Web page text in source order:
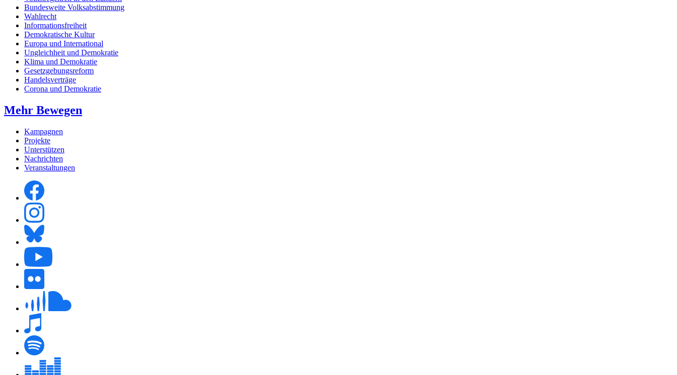
Bundesweite Volksabstimmung
Wahlrecht
Informationsfreiheit
Demokratische Kultur
Europa und International
Ungleichheit und Demokratie
Klima und Demokratie
Gesetzgebungsreform
Handelsverträge
Corona und Demokratie
Mehr Bewegen
Kampagnen
Projekte
Unterstützen
Nachrichten
Veranstaltungen